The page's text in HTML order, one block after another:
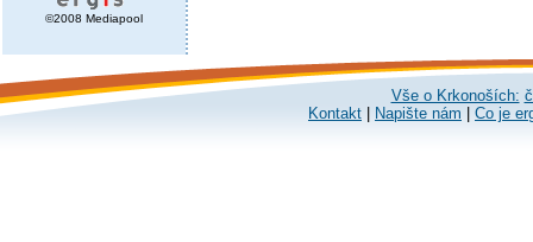
©2008 Mediapool
Vše o Krkonoších:
Kontakt
Napište nám Co je